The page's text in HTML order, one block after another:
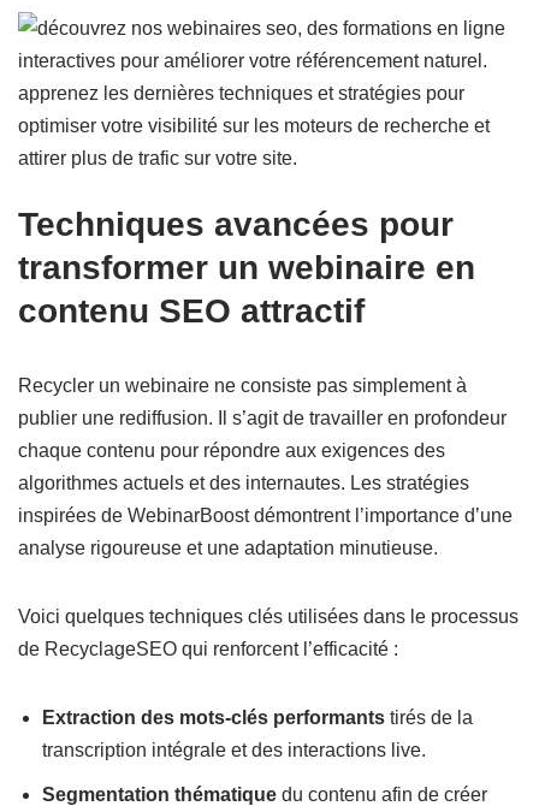
Techniques avancées pour
transformer un webinaire en
contenu SEO attractif
Recycler un webinaire ne consiste pas simplement à
publier une rediffusion. Il s’agit de travailler en profondeur
chaque contenu pour répondre aux exigences des
algorithmes actuels et des internautes. Les stratégies
inspirées de WebinarBoost démontrent l’importance d’une
analyse rigoureuse et une adaptation minutieuse.
Voici quelques techniques clés utilisées dans le processus
de RecyclageSEO qui renforcent l’efficacité :
Extraction des mots-clés performants tirés de la
transcription intégrale et des interactions live.
Segmentation thématique du contenu afin de créer